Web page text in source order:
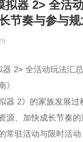
拟器 2> 全活
节奏与参与
器 2> 全活动玩法汇
》
器 2》的家族发展过
源、加快成长节奏
常驻活动与限时活